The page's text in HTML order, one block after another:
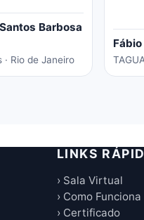
Barbosa
· Rio de Janeiro
em
LINKS
› Sala Virtual
› Como Funciona
› Certificado